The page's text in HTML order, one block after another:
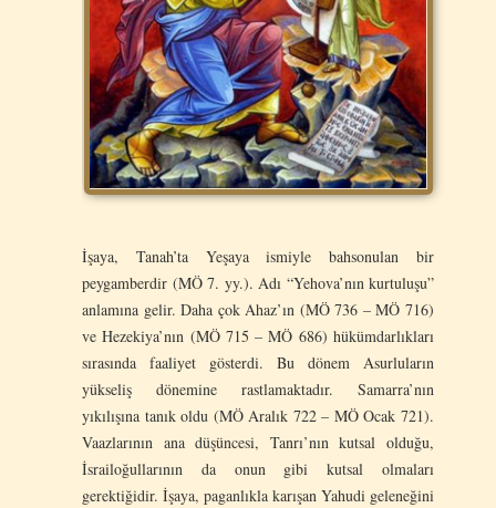
İşaya, Tanah’ta Yeşaya ismiyle bahsonulan bir
peygamberdir (MÖ 7. yy.). Adı “Yehova’nın kurtuluşu”
anlamına gelir. Daha çok Ahaz’ın (MÖ 736 – MÖ 716)
ve Hezekiya’nın (MÖ 715 – MÖ 686) hükümdarlıkları
sırasında faaliyet gösterdi. Bu dönem Asurluların
yükseliş dönemine rastlamaktadır. Samarra’nın
yıkılışına tanık oldu (MÖ Aralık 722 – MÖ Ocak 721).
Vaazlarının ana düşüncesi, Tanrı’nın kutsal olduğu,
İsrailoğullarının da onun gibi kutsal olmaları
gerektiğidir. İşaya, paganlıkla karışan Yahudi geleneğini